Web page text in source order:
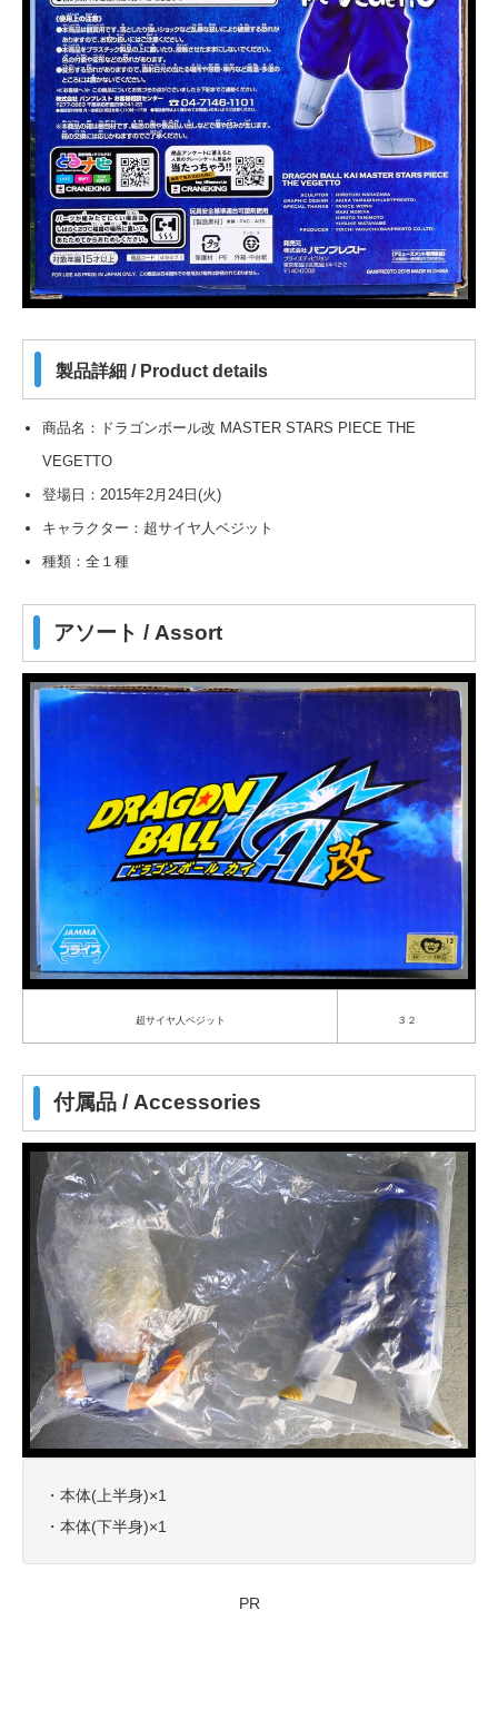
製品詳細 / Product details
商品名：ドラゴンボール改 MASTER STARS PIECE THE
VEGETTO
登場日：2015年2月24日(火)
キャラクター：超サイヤ人ベジット
種類：全１種
アソート / Assort
超サイヤ人ベジット ３２
付属品 / Accessories
・本体(上半身)×1
・本体(下半身)×1
PR